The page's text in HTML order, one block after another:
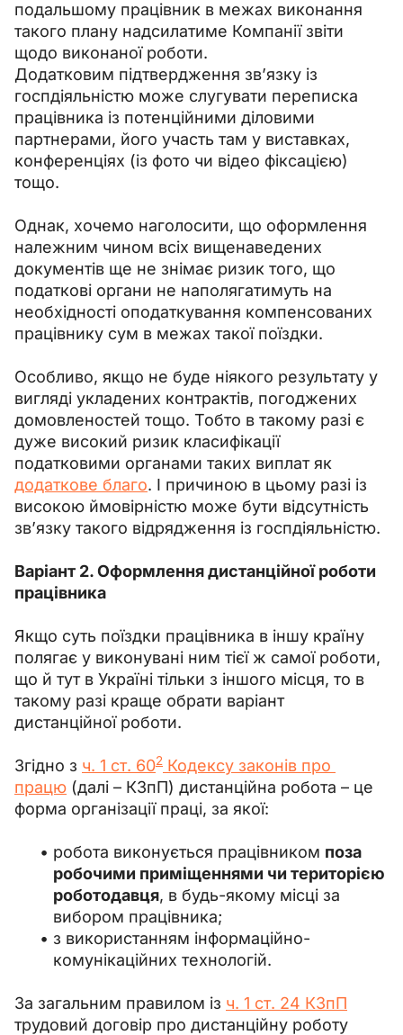
подальшому працівник в межах виконання
такого плану надсилатиме Компанії звіти
щодо виконаної роботи.
Додатковим підтвердження зв’язку із
госпдіяльністю може слугувати переписка
працівника із потенційними діловими
партнерами, його участь там у виставках,
конференціях (із фото чи відео фіксацією)
тощо.
Однак, хочемо наголосити, що оформлення
належним чином всіх вищенаведених
документів ще не знімає ризик того, що
податкові органи не наполягатимуть на
необхідності оподаткування компенсованих
працівнику сум в межах такої поїздки.
Особливо, якщо не буде ніякого результату у
вигляді укладених контрактів, погоджених
домовленостей тощо. Тобто в такому разі є
дуже високий ризик класифікації
податковими органами таких виплат як
додаткове благо. І причиною в цьому разі із
високою ймовірністю може бути відсутність
зв’язку такого відрядження із госпдіяльністю.
Варіант 2. Оформлення дистанційної роботи
працівника
Якщо суть поїздки працівника в іншу країну
полягає у виконувані ним тієї ж самої роботи,
що й тут в Україні тільки з іншого місця, то в
такому разі краще обрати варіант
дистанційної роботи.
Згідно з ч. 1 ст. 602 Кодексу законів про
працю (далі – КЗпП) дистанційна робота – це
форма організації праці, за якої:
робота виконується працівником поза
робочими приміщеннями чи територією
роботодавця, в будь-якому місці за
вибором працівника;
з використанням інформаційно-
комунікаційних технологій.
За загальним правилом із ч. 1 ст. 24 КЗпП
трудовий договір про дистанційну роботу